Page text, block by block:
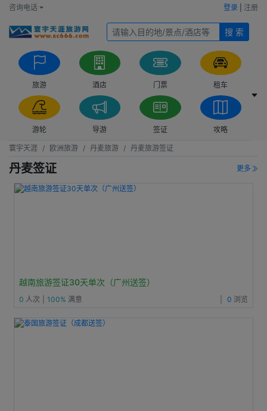
咨询电话 登录 注册
搜 索
旅游 酒店 门票 租车
游轮 导游 签证 攻略
寰宇天涯 欧洲旅游 丹麦旅游 丹麦旅游签证
丹麦签证 更多
越南旅游签证30天单次（广州送签）
0 人次 100% 满意 0 浏览